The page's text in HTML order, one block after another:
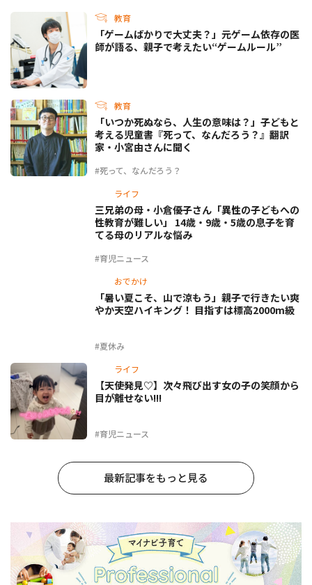
教育
「ゲームばかりで大丈夫？」元ゲーム依存の医
師が語る、親子で考えたい“ゲームルール”
教育
#死って、なんだろう？
「いつか死ぬなら、人生の意味は？」子どもと
考える児童書『死って、なんだろう？』翻訳
家・小宮由さんに聞く
ライフ
#育児ニュース
三兄弟の母・小倉優子さん「異性の子どもへの
性教育が難しい」 14歳・9歳・5歳の息子を育
てる母のリアルな悩み
おでかけ
#夏休み
「暑い夏こそ、山で涼もう」親子で行きたい爽
やか天空ハイキング！ 目指すは標高2000m級
ライフ
#育児ニュース
【天使発見♡】次々飛び出す女の子の笑顔から
目が離せない!!!
最新記事をもっと見る